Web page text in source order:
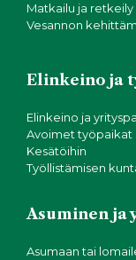
Matkailu ja retkeily
Vesannon
Elinkeino ja
Elinkeino ja
Avoimet työpaikat
Kesätöihin
Työllistämisen
Asuminen ja
Asumaan tai